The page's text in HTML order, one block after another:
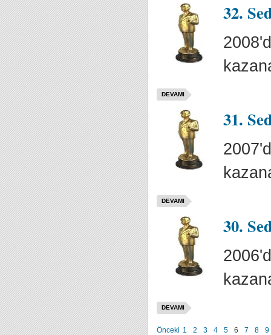
32.
DEVAMI
31.
DEVAMI
30.
DEVAMI
Önceki 1 2 3 4 5 6 7 8 9